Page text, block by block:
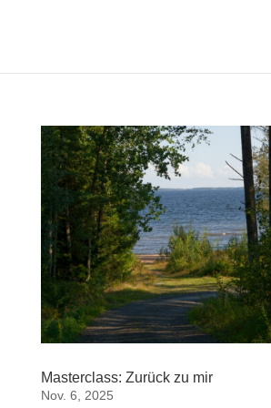
Masterclass: Zurück zu mir
Nov. 6, 2025